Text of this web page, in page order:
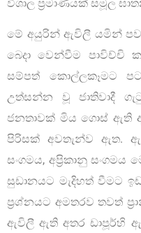
විශාල ප්‍රමාණයක් සමූල
මේ අයුරින් ඇවිලී යමින්
බෙදා වෙන්වීම පාවිච්චි
සම්පත් කොල්ලකෑමට
උත්සන්න වූ ජාතිවාදී
ජනතාවක් මිය ගොස් ඇති
පිරිසක් අවතැන්ව ඇත.
සංගමය, අප්‍රිකානු
සුඩානයට මැදිහත් වීමට
ප්‍රශ්නයට අමතරව තවත්
ඇවිලී ඇති අතර ඩාපූර්හි